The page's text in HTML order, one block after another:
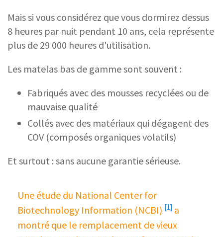
Mais si vous considérez que vous dormirez dessus
8 heures par nuit pendant 10 ans, cela représente
plus de 29 000 heures d'utilisation.
Les matelas bas de gamme sont souvent :
Fabriqués avec des mousses recyclées ou de
mauvaise qualité
Collés avec des matériaux qui dégagent des
COV (composés organiques volatils)
Et surtout : sans aucune garantie sérieuse.
Une étude du National Center for
Biotechnology Information (NCBI) [1] a
montré que le remplacement de vieux